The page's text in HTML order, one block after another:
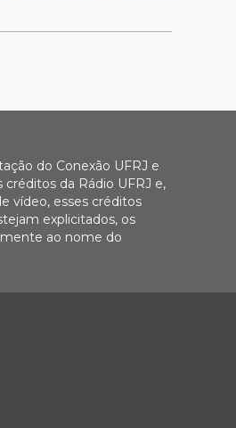
do Conexão UFRJ e
da Rádio UFRJ e,
vídeo, esses créditos
explicitados, os
ao nome do